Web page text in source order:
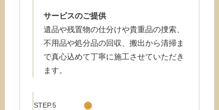
サービスのご提供
遺品や残置物の仕分けや貴重品の捜索、
不用品や処分品の回収、搬出から清掃ま
で真心込めて丁寧に施工させていただき
ます。
STEP.5